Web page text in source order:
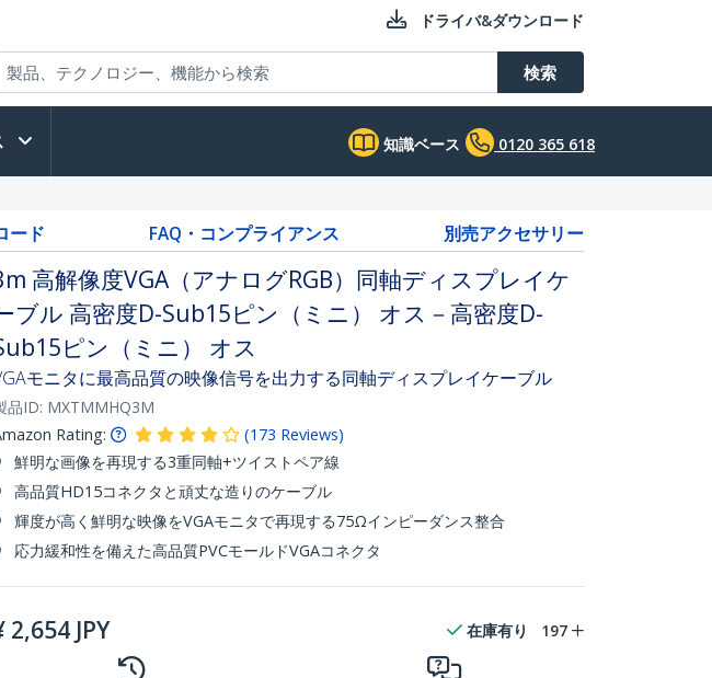
ドライバ&ダウンロード
検索
知識ベース 0120 365 618
ード FAQ・コンプライアンス 別売アクセサリー
高解像度VGA（アナログRGB）同軸ディスプレイケ
ブル 高密度D-Sub15ピン（ミニ） オス－高密度D-
ピン（ミニ） オス
モニタに最高品質の映像信号を出力する同軸ディスプレイケーブル
品ID: MXTMMHQ3M
Rating:
(173 Reviews)
鮮明な画像を再現する3重同軸+ツイストペア線
高品質HD15コネクタと頑丈な造りのケーブル
輝度が高く鮮明な映像をVGAモニタで再現する75Ωインピーダンス整合
応力緩和性を備えた高品質PVCモールドVGAコネクタ
2,654 JPY 在庫有り 197